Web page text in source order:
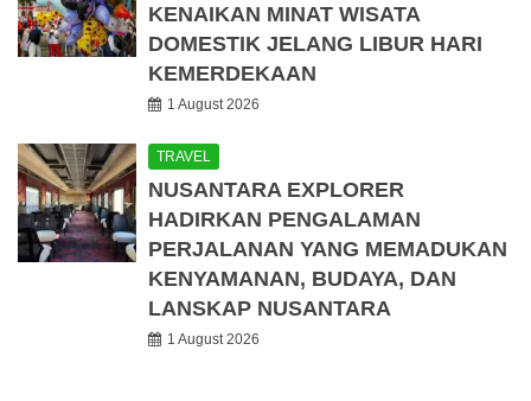
KENAIKAN MINAT WISATA
DOMESTIK JELANG LIBUR HARI
KEMERDEKAAN
1 August 2026
TRAVEL
NUSANTARA EXPLORER
HADIRKAN PENGALAMAN
PERJALANAN YANG MEMADUKAN
KENYAMANAN, BUDAYA, DAN
LANSKAP NUSANTARA
1 August 2026